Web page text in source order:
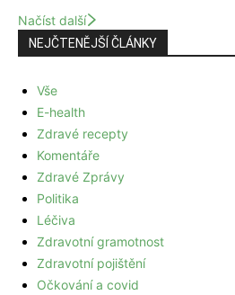
Načíst další
NEJČTENĚJŠÍ ČLÁNKY
Vše
E-health
Zdravé recepty
Komentáře
Zdravé Zprávy
Politika
Léčiva
Zdravotní gramotnost
Zdravotní pojištění
Očkování a covid